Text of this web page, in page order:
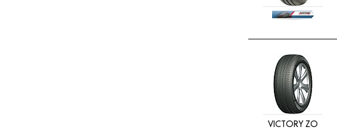
VICTORY ZO